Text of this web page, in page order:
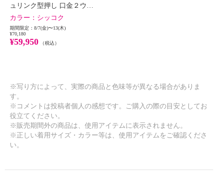
ュリンク型押し 口金２ウ…
カラー： シッコク
期間限定：8/7(金)〜13(木)
¥70,180
¥59,950 （税込）
※写り方によって、実際の商品と色味等が異なる場合がありま
す。
※コメントは投稿者個人の感想です。ご購入の際の目安としてお
役立てください。
※販売期間外の商品は、使用アイテムに表示されません。
※正しい着用サイズ・カラー等は、使用アイテムをご確認くださ
い。